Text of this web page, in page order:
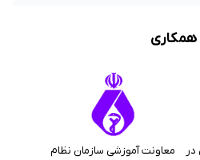
همکاری
معاونت آموزشی سازمان نظام